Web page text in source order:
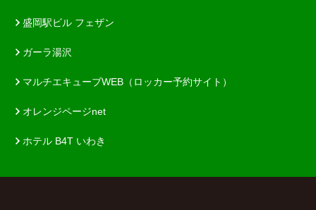
盛岡駅ビル フェザン
ガーラ湯沢
マルチエキューブWEB（ロッカー予約サイト）
オレンジページnet
ホテル B4T いわき